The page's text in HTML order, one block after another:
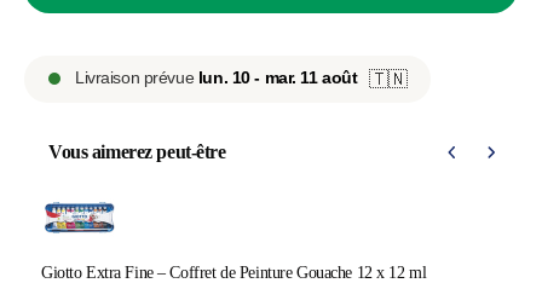
Livraison prévue lun. 10 - mar. 11 août 🇹🇳
Vous aimerez peut-être
Giotto Extra Fine – Coffret de Peinture Gouache 12 x 12 ml